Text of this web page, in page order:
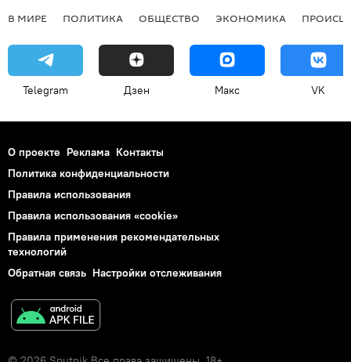
В МИРЕ ПОЛИТИКА ОБЩЕСТВО ЭКОНОМИКА
Telegram Дзен Макс VK
О проекте Реклама Контакты
Политика конфиденциальности
Правила использования
Правила использования «cookie»
Правила применения рекомендательных
технологий
Обратная связь Настройки отслеживания